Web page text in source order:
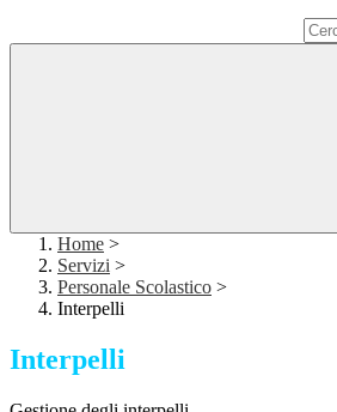
Home >
Servizi >
Personale Scolastico >
Interpelli
Interpelli